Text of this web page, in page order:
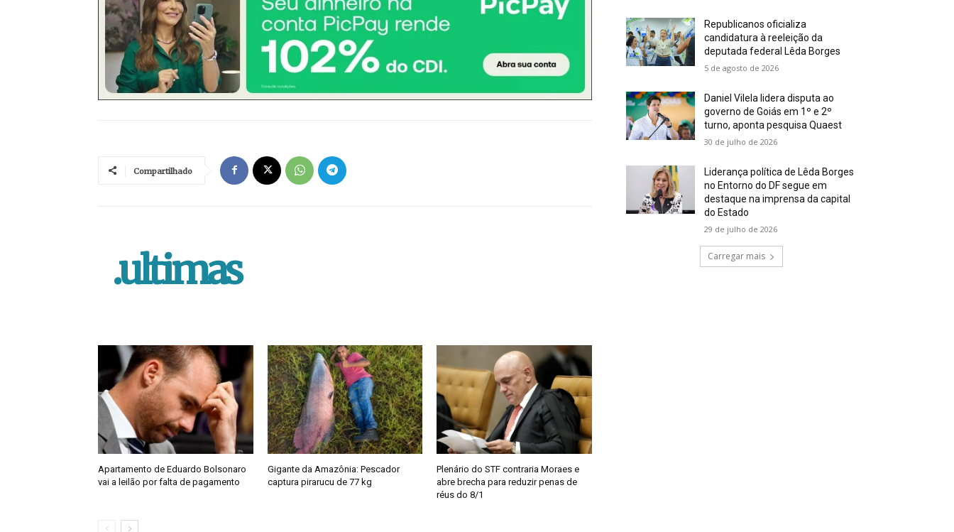
Compartilhado
.ultimas
Apartamento de Eduardo Bolsonaro
vai a leilão por falta de pagamento
Gigante da Amazônia: Pescador
captura pirarucu de 77 kg
Plenário do STF contraria Moraes e
abre brecha para reduzir penas de
réus do 8/1
Republicanos oficializa
candidatura à reeleição da
deputada federal Lêda Borges
5 de agosto de 2026
Daniel Vilela lidera disputa ao
governo de Goiás em 1º e 2º
turno, aponta pesquisa Quaest
30 de julho de 2026
Liderança política de Lêda Borges
no Entorno do DF segue em
destaque na imprensa da capital
do Estado
29 de julho de 2026
Carregar mais